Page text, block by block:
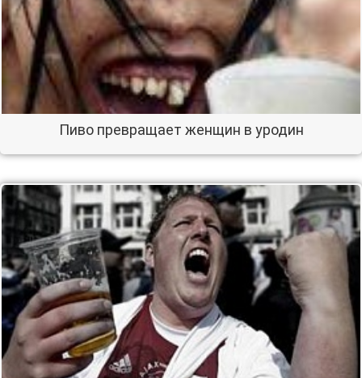
Пиво превращает женщин в уродин